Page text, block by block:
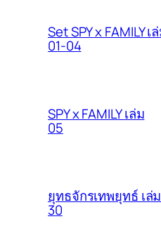
Set SPY x FAMILY เ
01-04
SPY x FAMILY เล่ม
05
ยุทธจักรเทพยุทธ์ เล่ม
30